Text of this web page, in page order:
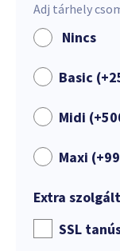
Adj tárhely
Nincs
Basic (+
Midi (+
Maxi (+
Extra
SSL